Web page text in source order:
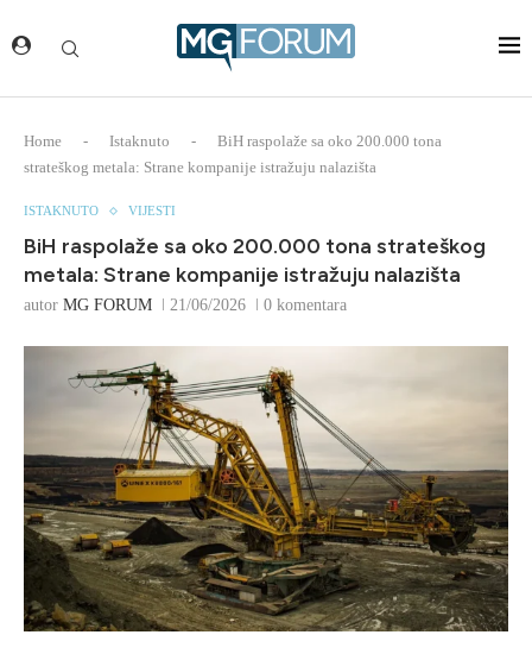
Home - Istaknuto -
BiH raspolaže sa oko 200.000 tona
strateškog metala: Strane kompanije istražuju nalazišta
ISTAKNUTO VIJESTI
BiH raspolaže sa oko 200.000 tona strateškog
metala: Strane kompanije istražuju nalazišta
autor MG FORUM 21/06/2026 0 komentara